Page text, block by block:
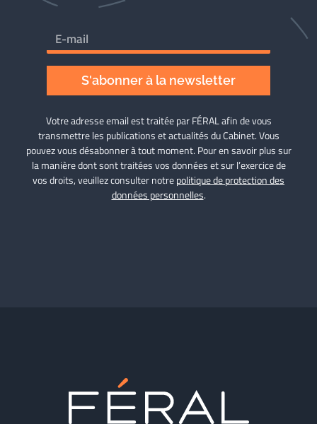
S'abonner à la newsletter
Votre adresse email est traitée par FÉRAL afin de vous
transmettre les publications et actualités du Cabinet. Vous
pouvez vous désabonner à tout moment. Pour en savoir plus sur
la manière dont sont traitées vos données et sur l’exercice de
vos droits, veuillez consulter notrepolitique de protection des
données personnelles.